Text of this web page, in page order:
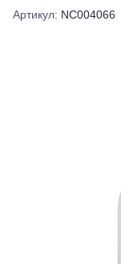
Артикул: NC004066